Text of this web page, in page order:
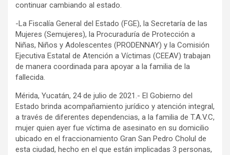
continuar cambiando al estado.
-La Fiscalía General del Estado (FGE), la Secretaría de las
Mujeres (Semujeres), la Procuraduría de Protección a
Niñas, Niños y Adolescentes (PRODENNAY) y la Comisión
Ejecutiva Estatal de Atención a Víctimas (CEEAV) trabajan
de manera coordinada para apoyar a la familia de la
fallecida.
Mérida, Yucatán, 24 de julio de 2021.- El Gobierno del
Estado brinda acompañamiento jurídico y atención integral,
a través de diferentes dependencias, a la familia de T.A.V.C,
mujer quien ayer fue víctima de asesinato en su domicilio
ubicado en el fraccionamiento Gran San Pedro Cholul de
esta ciudad, hecho en el que están implicadas 3 personas,